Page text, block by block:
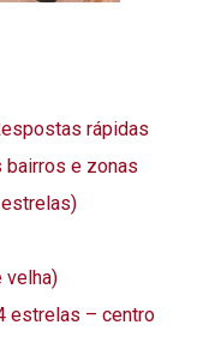
rápidas
bairros e zonas
velha)
estrelas – centro